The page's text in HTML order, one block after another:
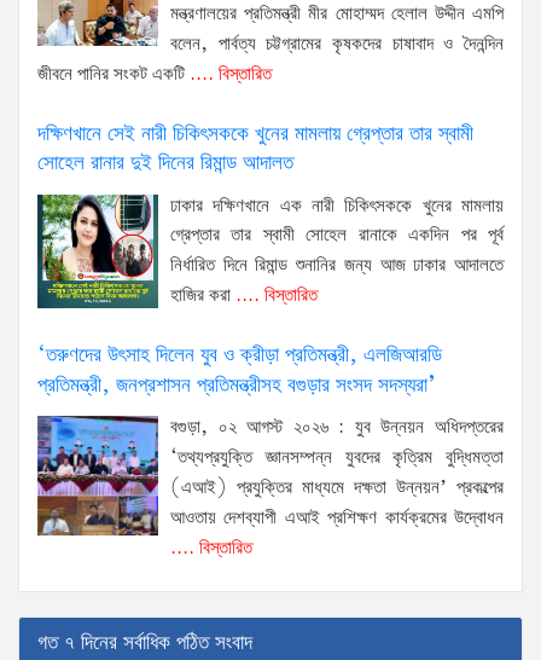
মন্ত্রণালয়ের প্রতিমন্ত্রী মীর মোহাম্মদ হেলাল উদ্দীন এমপি
বলেন, পার্বত্য চট্টগ্রামের কৃষকদের চাষাবাদ ও দৈনন্দিন
জীবনে পানির সংকট একটি .... বিস্তারিত
দক্ষিণখানে সেই নারী চিকিৎসককে খুনের মামলায় গ্রেপ্তার তার স্বামী
সোহেল রানার দুই দিনের রিমান্ড আদালত
ঢাকার দক্ষিণখানে এক নারী চিকিৎসককে খুনের মামলায়
গ্রেপ্তার তার স্বামী সোহেল রানাকে একদিন পর পূর্ব
নির্ধারিত দিনে রিমান্ড শুনানির জন্য আজ ঢাকার আদালতে
হাজির করা .... বিস্তারিত
‘তরুণদের উৎসাহ দিলেন যুব ও ক্রীড়া প্রতিমন্ত্রী, এলজিআরডি
প্রতিমন্ত্রী, জনপ্রশাসন প্রতিমন্ত্রীসহ বগুড়ার সংসদ সদস্যরা’
বগুড়া, ০২ আগস্ট ২০২৬ : যুব উন্নয়ন অধিদপ্তরের
‘তথ্যপ্রযুক্তি জ্ঞানসম্পন্ন যুবদের কৃত্রিম বুদ্ধিমত্তা
(এআই) প্রযুক্তির মাধ্যমে দক্ষতা উন্নয়ন’ প্রকল্পের
আওতায় দেশব্যাপী এআই প্রশিক্ষণ কার্যক্রমের উদ্বোধন
.... বিস্তারিত
গত ৭ দিনের সর্বাধিক পঠিত সংবাদ